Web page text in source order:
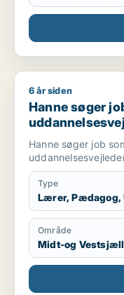
Hanne søger job
6 år siden
Hanne søger
Hanne søger job
Type
Lærer, Pædagog,
Område
Midt-og